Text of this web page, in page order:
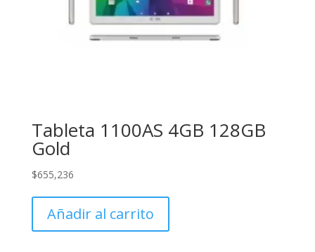
Tableta 1100AS 4GB 128GB
Gold
$655,236
Añadir al carrito